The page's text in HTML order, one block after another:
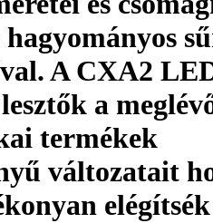
A CXA2
a
termékek
változatait